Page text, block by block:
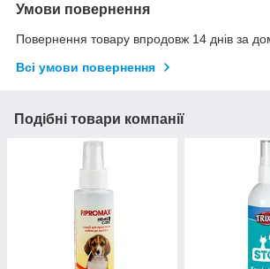
Умови повернення
Повернення товару впродовж 14 днів за
Всі умови повернення
Подібні товари компанії